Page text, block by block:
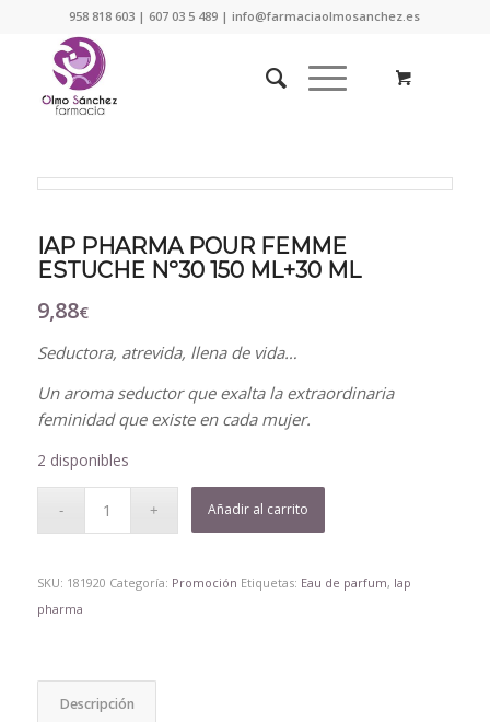
958 818 603 | 607 03 5 489 | info@farmaciaolmosanchez.es
IAP PHARMA POUR FEMME
ESTUCHE Nº30 150 ML+30 ML
9,88€
Seductora, atrevida, llena de vida…
Un aroma seductor que exalta la extraordinaria
feminidad que existe en cada mujer.
2 disponibles
Añadir al carrito
SKU: 181920 Categoría: Promoción Etiquetas: Eau de parfum, Iap
pharma
Descripción